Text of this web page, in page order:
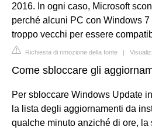
2016. In ogni caso, Microsoft
perché alcuni PC con Windows
troppo vecchi per essere
Richiesta di rimozione della fonte |
Come sbloccare gli
Per sbloccare Windows Update
la lista degli aggiornamenti da
qualche minuto anziché di ore,